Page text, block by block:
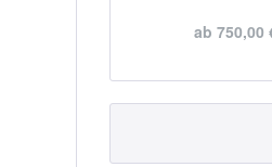
ab 750,00